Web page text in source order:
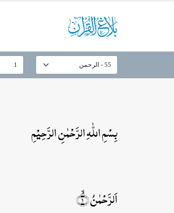
بِسۡمِ اللّٰہِ الرَّحۡمٰنِ الرَّحِیۡمِ
اَلرَّحۡمٰنُ ۙ﴿۱﴾